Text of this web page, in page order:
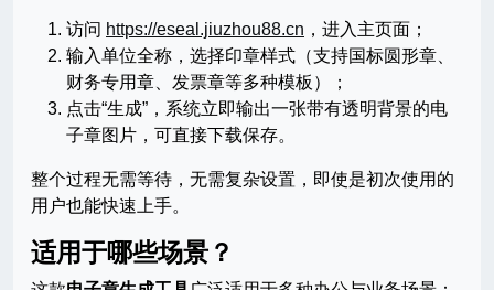
访问 https://eseal.jiuzhou88.cn ，进入主页面；
输入单位全称，选择印章样式（支持国标圆形章、
财务专用章、发票章等多种模板）；
点击“生成”，系统立即输出一张带有透明背景的电
子章图片，可直接下载保存。
整个过程无需等待，无需复杂设置，即使是初次使用的
用户也能快速上手。
适用于哪些场景？